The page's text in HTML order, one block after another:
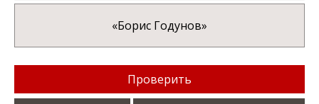
«Борис Годунов»
Проверить